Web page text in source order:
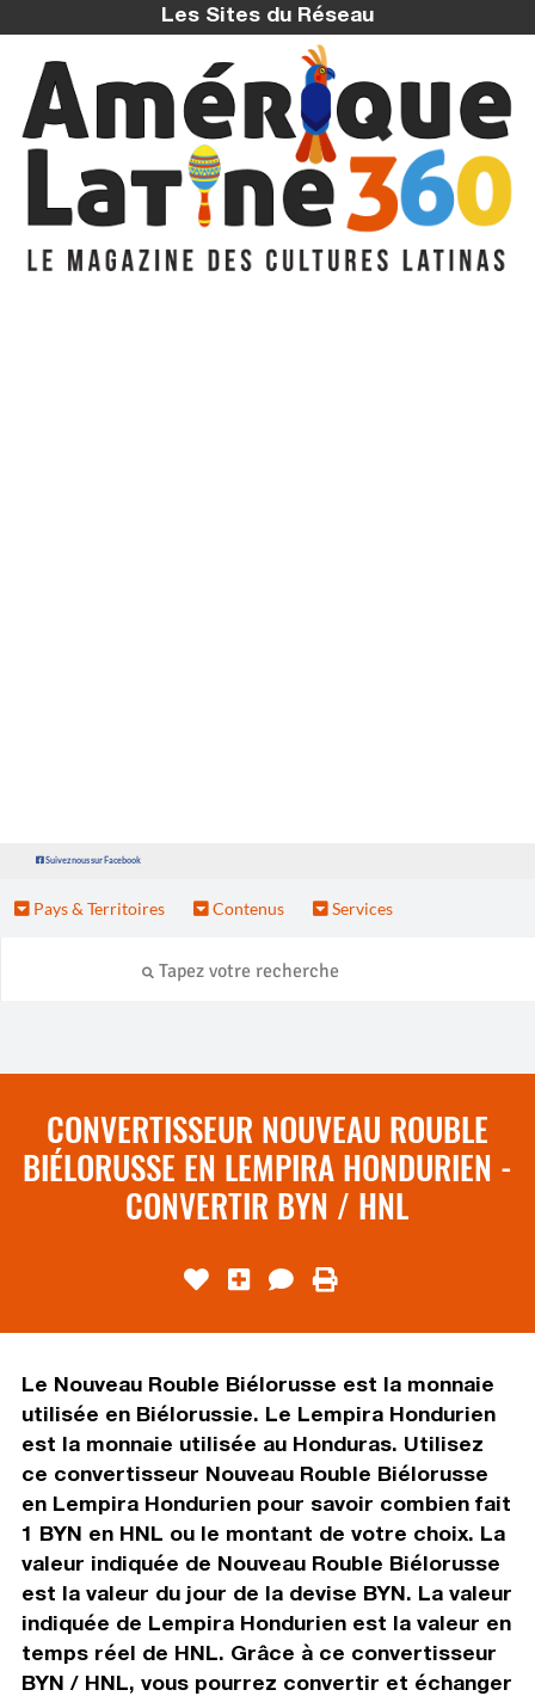
Les Sites du Réseau
Suivez nous sur Facebook
Pays & Territoires Contenus Services
CONVERTISSEUR NOUVEAU ROUBLE
BIÉLORUSSE EN LEMPIRA HONDURIEN -
CONVERTIR BYN / HNL
Le Nouveau Rouble Biélorusse est la monnaie
utilisée en Biélorussie. Le Lempira Hondurien
est la monnaie utilisée au Honduras. Utilisez
ce convertisseur Nouveau Rouble Biélorusse
en Lempira Hondurien pour savoir combien fait
1 BYN en HNL ou le montant de votre choix. La
valeur indiquée de Nouveau Rouble Biélorusse
est la valeur du jour de la devise BYN. La valeur
indiquée de Lempira Hondurien est la valeur en
temps réel de HNL. Grâce à ce convertisseur
BYN / HNL, vous pourrez convertir et échanger